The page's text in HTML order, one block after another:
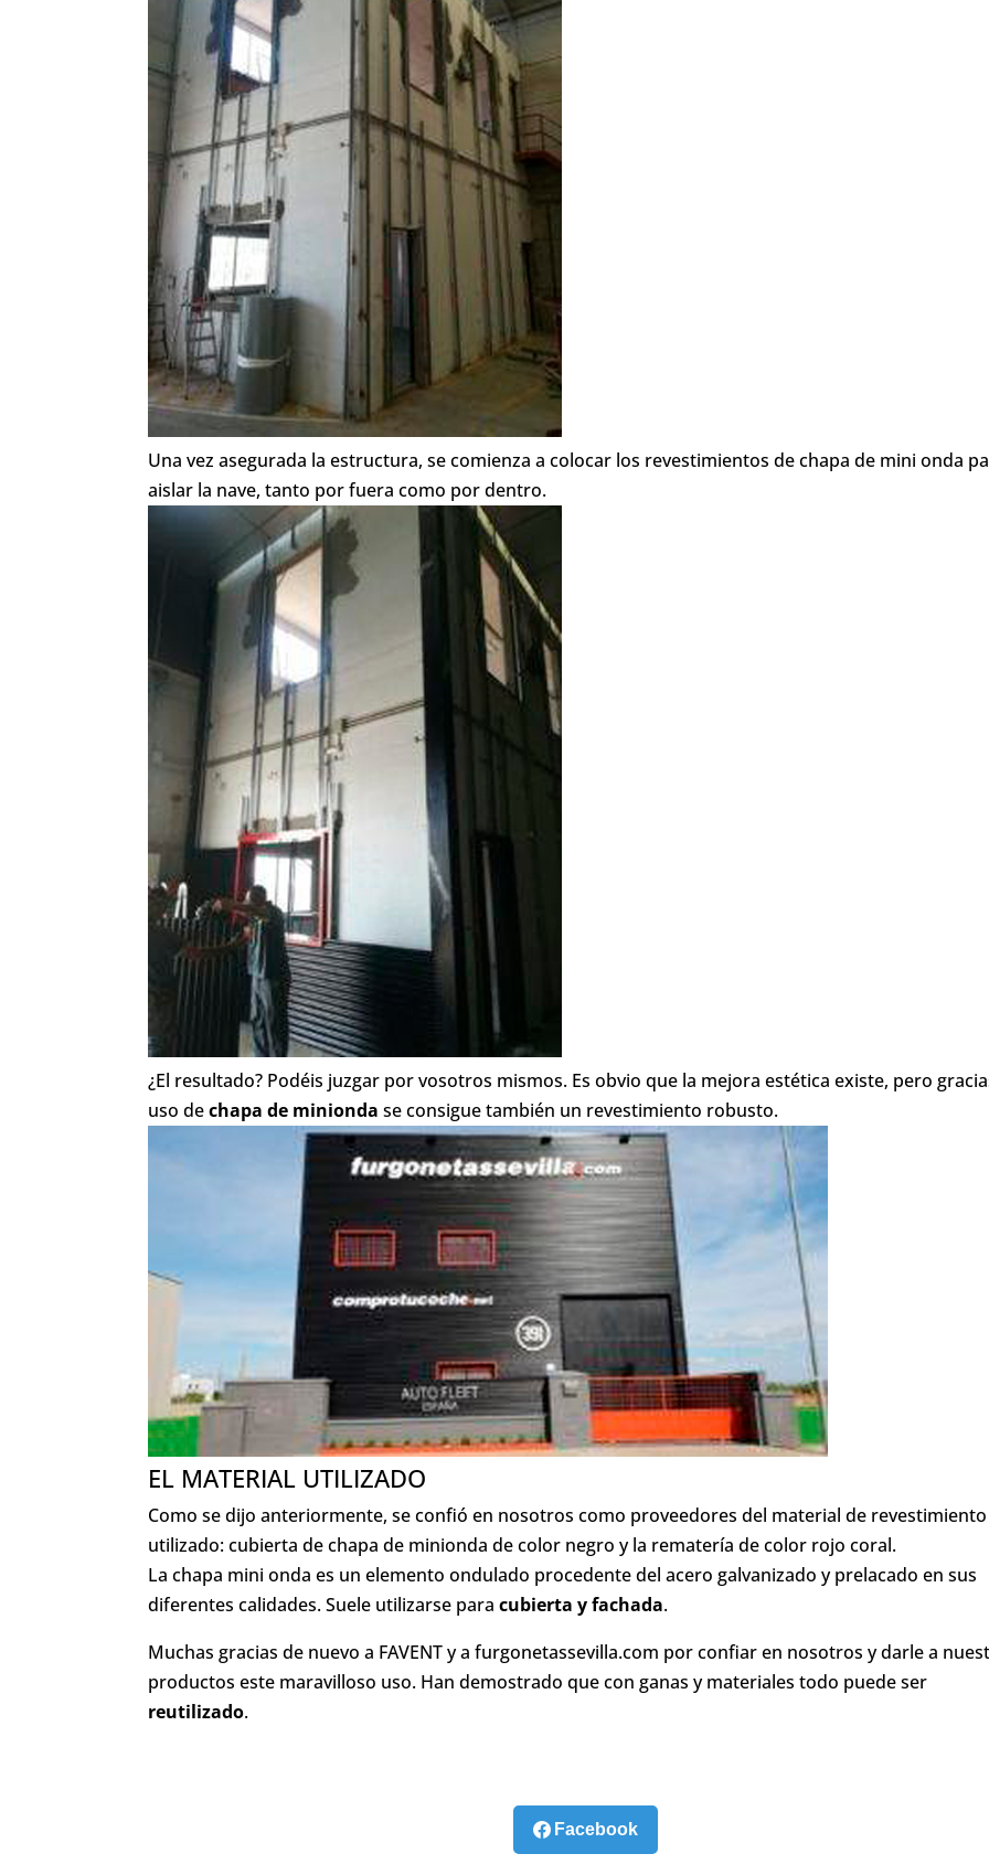
Una vez asegurada la estructura, se comienza a colocar los revestimientos de chapa de mini onda
aislar la nave, tanto por fuera como por dentro.
¿El resultado? Podéis juzgar por vosotros mismos. Es obvio que la mejora estética existe, pero
uso dechapa de minionda se consigue también un revestimiento robusto.
EL MATERIAL UTILIZADO
Como se dijo anteriormente, se confió en nosotros como proveedores del material de revestimiento
utilizado: cubierta de chapa de minionda de color negro y la rematería de color rojo coral.
La chapa mini onda es un elemento ondulado procedente del acero galvanizado y prelacado en sus
diferentes calidades. Suele utilizarse paracubierta y fachada.
Muchas gracias de nuevo a FAVENT y a furgonetassevilla.com por confiar en nosotros y darle a
productos este maravilloso uso. Han demostrado que con ganas y materiales todo puede ser
reutilizado.
Facebook